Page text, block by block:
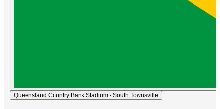
Queensland Country Bank Stadium - South Townsville